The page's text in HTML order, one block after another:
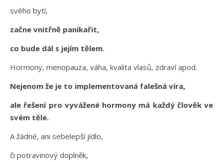
svého bytí,
začne vnitřně panikařit,
co bude dál s jejím tělem.
Hormony, menopauza, váha, kvalita vlasů, zdraví apod.
Nejenom že je to implementovaná falešná víra,
ale řešení pro vyvážené hormony má každý člověk ve
svém těle.
A žádné, ani sebelepší jídlo,
či potravinový doplněk,